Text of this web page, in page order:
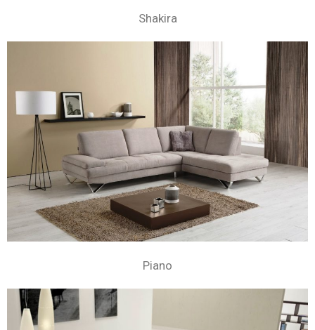
Shakira
Piano